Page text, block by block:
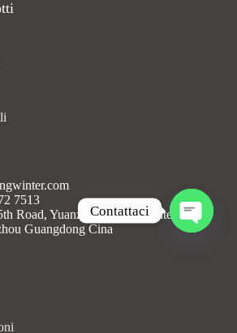
7513
Road, Yuanzhou Town, Contea di
Guangdong Cina
Contattaci
A